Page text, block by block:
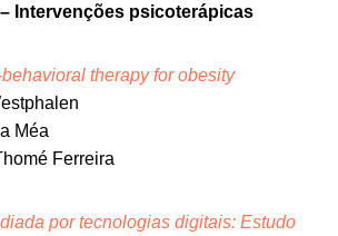
Intervenções psicoterápicas
therapy for obesity
Méa
Ferreira
por tecnologias digitais: Estudo